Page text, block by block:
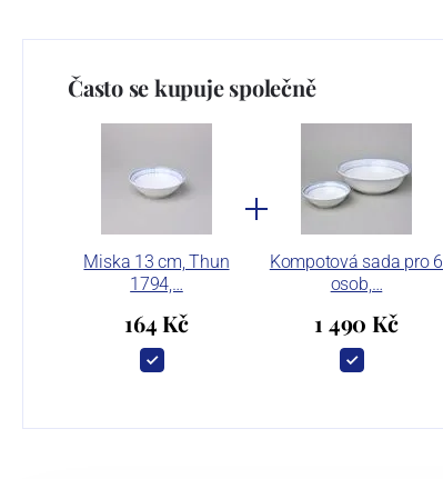
Často se kupuje společně
Miska 13 cm, Thun
1794,…
164 Kč
Kompotová sada pro 6
osob,…
1 490 Kč